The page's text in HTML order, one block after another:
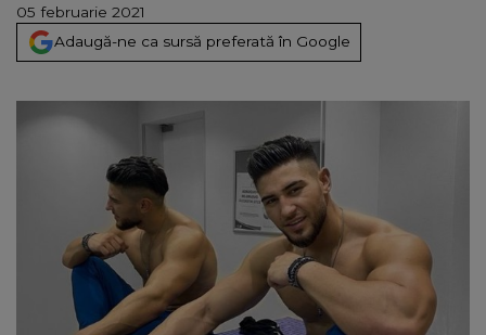
05 februarie 2021
Adaugă-ne ca sursă preferată în Google